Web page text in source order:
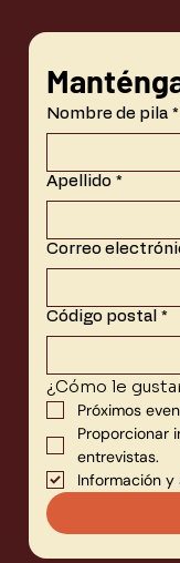
Nombre de pila *
Apellido *
Correo
Código postal *
¿Cómo le
Próximos
Proporcionar
entrevistas.
Información